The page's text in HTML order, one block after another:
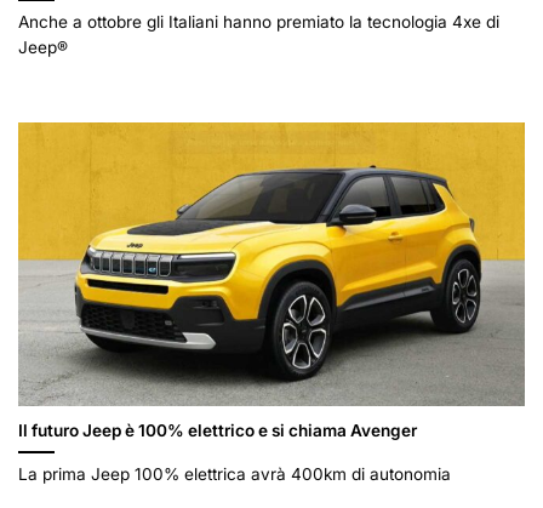
Anche a ottobre gli Italiani hanno premiato la tecnologia 4xe di
Jeep®
Il futuro Jeep è 100% elettrico e si chiama Avenger
La prima Jeep 100% elettrica avrà 400km di autonomia